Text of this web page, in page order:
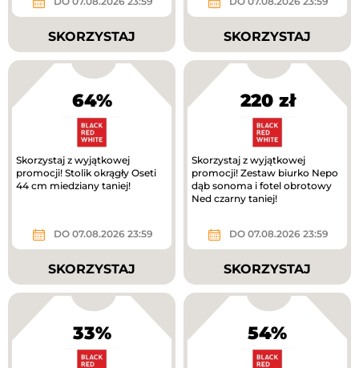
SKORZYSTAJ SKORZYSTAJ
64%
Skorzystaj z wyjątkowej
promocji! Stolik okrągły Oseti
44 cm miedziany taniej!
DO 07.08.2026 23:59
SKORZYSTAJ
220 zł
Skorzystaj z wyjątkowej
promocji! Zestaw biurko Nepo
dąb sonoma i fotel obrotowy
Ned czarny taniej!
DO 07.08.2026 23:59
SKORZYSTAJ
33% 54%